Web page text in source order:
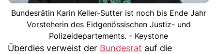
Bundesrätin Karin Keller-Sutter ist noch bis Ende Jahr
Vorsteherin des Eidgenössischen Justiz- und
Polizeidepartements. - Keystone
Überdies verweist der Bundesrat auf die